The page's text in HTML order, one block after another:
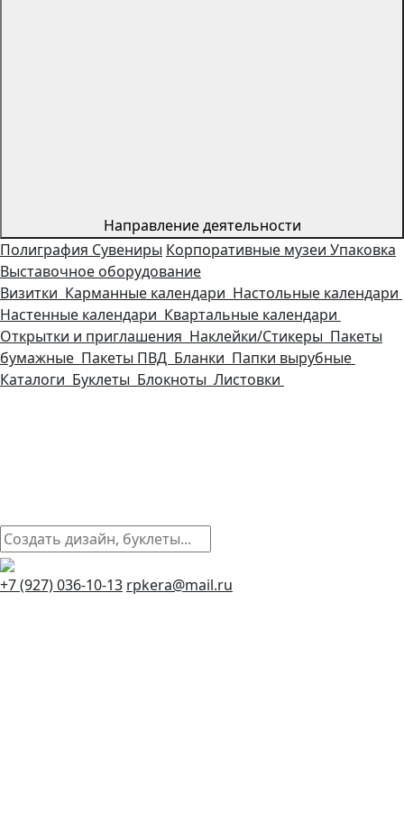
Направление деятельности
Полиграфия Сувениры Корпоративные музеи Упаковка
Выставочное оборудование
Визитки Карманные календари Настольные календари
Настенные календари Квартальные календари
Открытки и приглашения Наклейки/Стикеры Пакеты
бумажные Пакеты ПВД Бланки Папки вырубные
Каталоги Буклеты Блокноты Листовки
+7 (927) 036-10-13 rpkera@mail.ru